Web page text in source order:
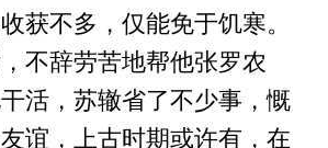
获不多，仅能免于饥寒。
不辞劳苦地帮他张罗农
活，苏辙省了不少事，慨
谊，上古时期或许有，在